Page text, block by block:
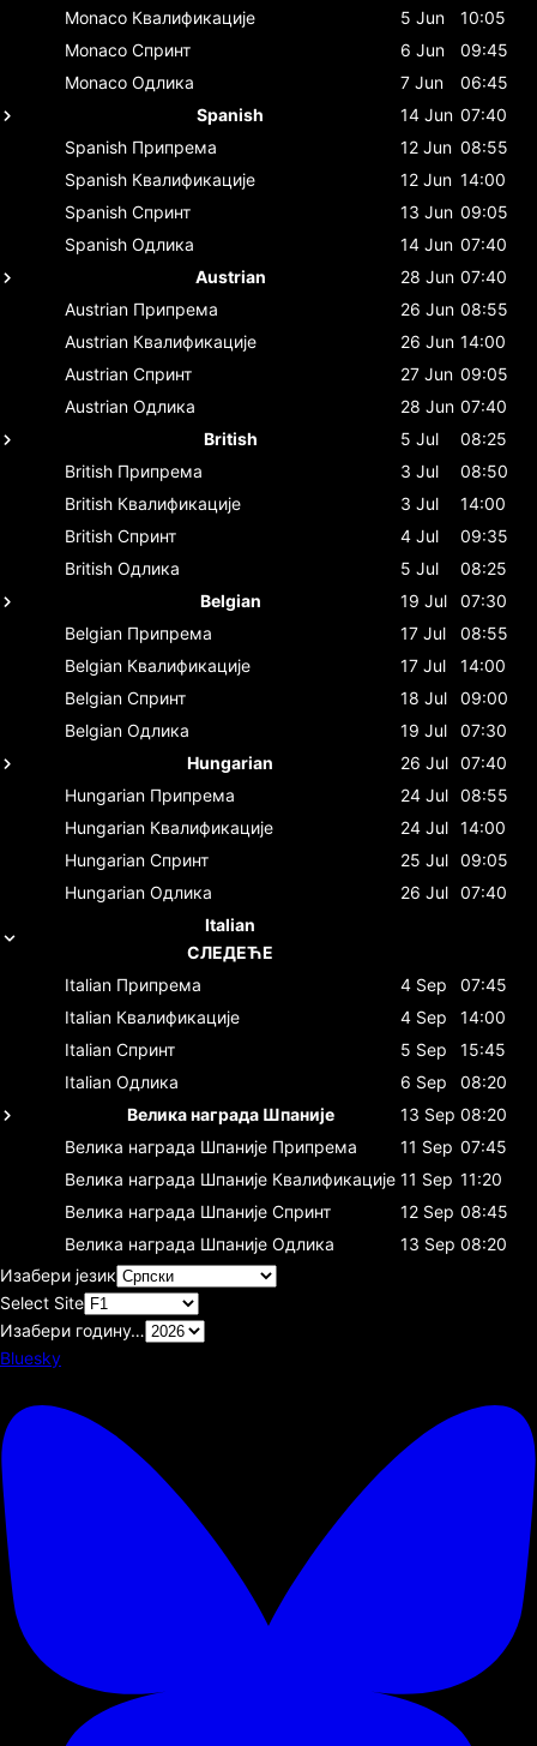
Monaco Квалификације 5 Jun
10:05
Monaco Спринт 6 Jun
09:45
Monaco Одлика 7 Jun
06:45
Spanish
14 Jun 07:40
Spanish Припрема 12 Jun 08:55
Spanish Квалификације 12 Jun 14:00
Spanish Спринт 13 Jun 09:05
Spanish Одлика 14 Jun 07:40
Austrian
28 Jun 07:40
Austrian Припрема 26 Jun 08:55
Austrian Квалификације 26 Jun 14:00
Austrian Спринт 27 Jun 09:05
Austrian Одлика 28 Jun 07:40
British
5 Jul
08:25
British Припрема 3 Jul
08:50
British Квалификације 3 Jul
14:00
British Спринт 4 Jul
09:35
British Одлика 5 Jul
08:25
Belgian
19 Jul
07:30
Belgian Припрема 17 Jul
08:55
Belgian Квалификације 17 Jul
14:00
Belgian Спринт 18 Jul
09:00
Belgian Одлика 19 Jul
07:30
Hungarian
26 Jul 07:40
Hungarian Припрема 24 Jul 08:55
Hungarian Квалификације 24 Jul 14:00
Hungarian Спринт 25 Jul 09:05
Hungarian Одлика 26 Jul 07:40
Italian
СЛЕДЕЋЕ
Italian Припрема 4 Sep
07:45
Italian Квалификације 4 Sep
14:00
Italian Спринт 5 Sep
15:45
Italian Одлика 6 Sep
08:20
Велика награда Шпаније
13 Sep 08:20
Велика награда Шпаније Припрема 11 Sep 07:45
Велика награда Шпаније Квалификације 11 Sep 11:20
Велика награда Шпаније Спринт 12 Sep 08:45
Велика награда Шпаније Одлика 13 Sep 08:20
Изабери језик
Select Site
Изабери годину…
Bluesky